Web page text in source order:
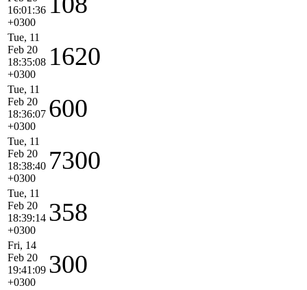
16:01:36
+0300
Tue, 11
Feb 20
18:35:08
+0300
1620
Tue, 11
Feb 20
18:36:07
+0300
600
Tue, 11
Feb 20
18:38:40
+0300
7300
Tue, 11
Feb 20
18:39:14
+0300
358
Fri, 14
Feb 20
19:41:09
+0300
300